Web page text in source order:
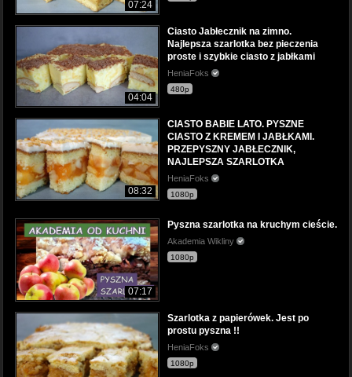
07:24
04:04
Ciasto Jabłecznik na zimno.
Najlepsza szarlotka bez pieczenia
proste i szybkie ciasto z jabłkami
HeniaFoks
480p
08:32
CIASTO BABIE LATO. PYSZNE
CIASTO Z KREMEM I JABŁKAMI.
PRZEPYSZNY JABŁECZNIK,
NAJLEPSZA SZARLOTKA
HeniaFoks
1080p
07:17
Pyszna szarlotka na kruchym cieście.
Akademia Wikliny
1080p
Szarlotka z papierówek. Jest po
prostu pyszna !!
HeniaFoks
1080p